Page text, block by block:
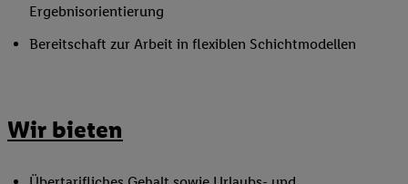
Ergebnisorientierung
Bereitschaft zur Arbeit in flexiblen Schichtmodellen
Wir bieten